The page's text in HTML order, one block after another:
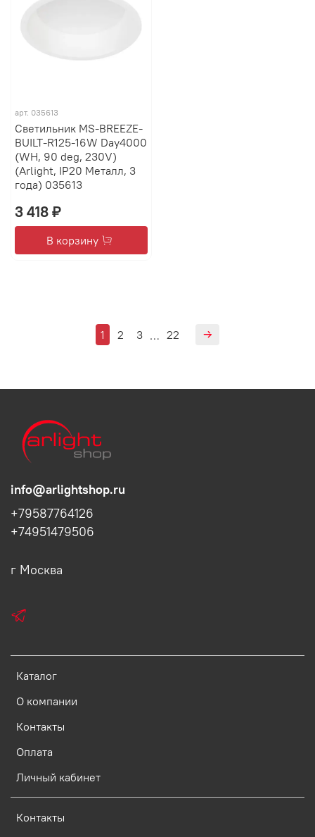
арт. 035613
Светильник MS-BREEZE-
BUILT-R125-16W Day4000
(WH, 90 deg, 230V)
(Arlight, IP20 Металл, 3
года) 035613
3 418 ₽
В корзину
1 2 3 … 22
Каталог
О компании
Контакты
Оплата
Личный кабинет
Контакты
info@arlightshop.ru
+79587764126
+74951479506
г Москва